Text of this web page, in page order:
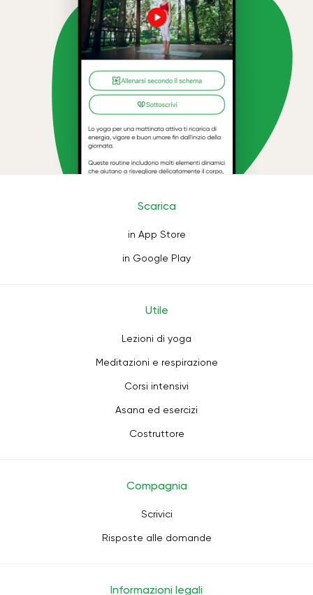
Scarica
in App Store
in Google Play
Utile
Lezioni di yoga
Meditazioni e respirazione
Corsi intensivi
Asana ed esercizi
Costruttore
Compagnia
Scrivici
Risposte alle domande
Informazioni legali